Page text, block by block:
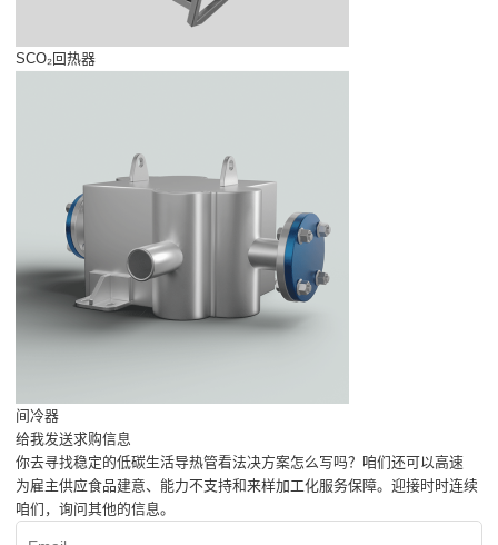
SCO₂回热器
间冷器
给我发送求购信息
你去寻找稳定的低碳生活导热管看法决方案怎么写吗？咱们还可以高速
为雇主供应食品建意、能力不支持和来样加工化服务保障。迎接时时连续
咱们，询问其他的信息。